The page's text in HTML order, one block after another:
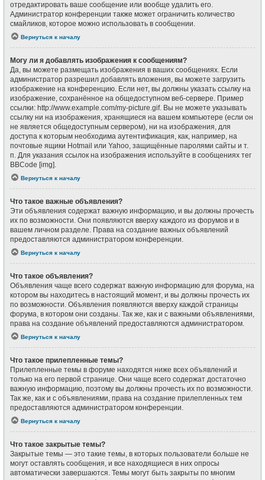
отредактировать ваше сообщение или вообще удалить его.
Администратор конференции также может ограничить количество
смайликов, которое можно использовать в сообщении.
Вернуться к началу
Могу ли я добавлять изображения к сообщениям?
Да, вы можете размещать изображения в ваших сообщениях. Если
администратор разрешил добавлять вложения, вы можете загрузить
изображение на конференцию. Если нет, вы должны указать ссылку на
изображение, сохранённое на общедоступном веб-сервере. Пример
ссылки: http://www.example.com/my-picture.gif. Вы не можете указывать
ссылку ни на изображения, хранящиеся на вашем компьютере (если он
не является общедоступным сервером), ни на изображения, для
доступа к которым необходима аутентификация, как, например, на
почтовые ящики Hotmail или Yahoo, защищённые паролями сайты и т.
п. Для указания ссылок на изображения используйте в сообщениях тег
BBCode [img].
Вернуться к началу
Что такое важные объявления?
Эти объявления содержат важную информацию, и вы должны прочесть
их по возможности. Они появляются вверху каждого из форумов и в
вашем личном разделе. Права на создание важных объявлений
предоставляются администратором конференции.
Вернуться к началу
Что такое объявления?
Объявления чаще всего содержат важную информацию для форума, на
котором вы находитесь в настоящий момент, и вы должны прочесть их
по возможности. Объявления появляются вверху каждой страницы
форума, в котором они созданы. Так же, как и с важными объявлениями,
права на создание объявлений предоставляются администратором.
Вернуться к началу
Что такое прилепленные темы?
Прилепленные темы в форуме находятся ниже всех объявлений и
только на его первой странице. Они чаще всего содержат достаточно
важную информацию, поэтому вы должны прочесть их по возможности.
Так же, как и с объявлениями, права на создание прилепленных тем
предоставляются администратором конференции.
Вернуться к началу
Что такое закрытые темы?
Закрытые темы — это такие темы, в которых пользователи больше не
могут оставлять сообщения, и все находящиеся в них опросы
автоматически завершаются. Темы могут быть закрыты по многим